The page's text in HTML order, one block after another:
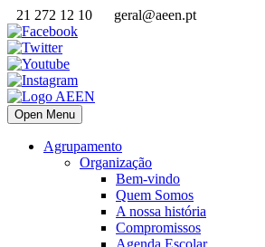
21 272 12 10 geral@aeen.pt
Open Menu
Agrupamento
Organização
Bem-vindo
Quem Somos
A nossa história
Compromissos
Agenda Escolar